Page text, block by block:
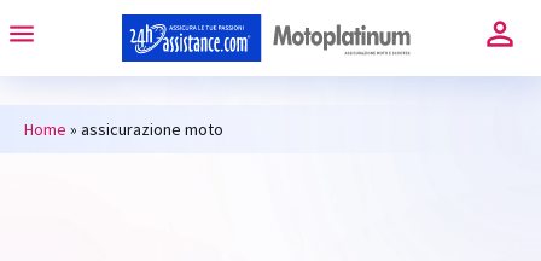
Home » assicurazione moto